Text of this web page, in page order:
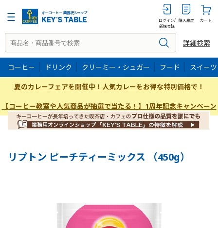
ログイン/
新規登録
購入履歴 カート
詳細検索
コーヒー ドリンク クリーミー・シュガー フード スイーツ
夏のカレーフェアを開催中！人気カレーをお得な特別価格で！
【コーヒー教室や人気商品が抽選で当たる！】1周年記念キャンペーン
リプトン ピーチティーミックス （450g）